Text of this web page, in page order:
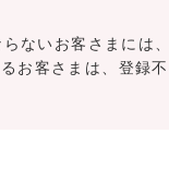
ないお客さまには
お客さまは、登録